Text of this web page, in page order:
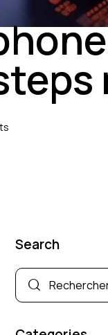
Search